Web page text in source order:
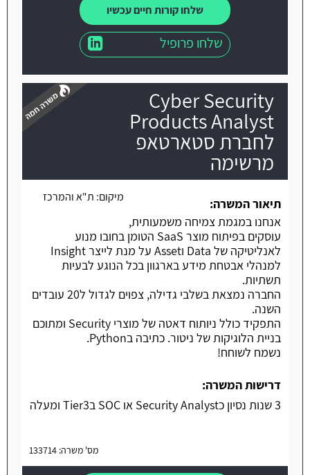
שלחו קורות חיים עכשיו
שלחו פרופיל
Cyber Security
Products Analyst
לחברת סטארטאפ
מרשימה
מיקום: ת"א והמרכז
תיאור המשרה:
אנחנו במגמת צמיחה משמעותית,
עוסקים בפיתוח מוצר SaaS הטומן בחובו מנוע
לאנליטיקה של Data וAsset על מנת לייצר Insight
למנהלי אבטחת מידע בארגוון בכל הנוגע לבעיות
תשתיות.
החברה נמצאת בשלבי גדילה, צפוים לגדול ל20 עובדים
השנה.
התפקיד כולל ניותוח דאטה של מוצרי Security ומתוכם
בניית הלוגיקות של ניטור. כתיבה בPython.
נשמח לשוחח!
דרישות המשרה:
3 שנות נסיון כSecurity Analyst או SOC בTier3 ומעלה
מס' משרה: 133714